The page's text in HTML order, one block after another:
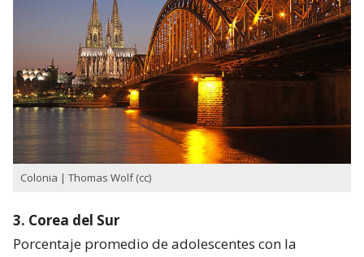
Colonia | Thomas Wolf (cc)
3. Corea del Sur
Porcentaje promedio de adolescentes con la